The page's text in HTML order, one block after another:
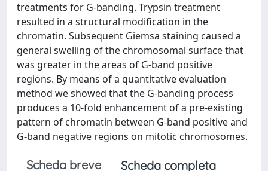
treatments for G-banding. Trypsin treatment
resulted in a structural modification in the
chromatin. Subsequent Giemsa staining caused a
general swelling of the chromosomal surface that
was greater in the areas of G-band positive
regions. By means of a quantitative evaluation
method we showed that the G-banding process
produces a 10-fold enhancement of a pre-existing
pattern of chromatin between G-band positive and
G-band negative regions on mitotic chromosomes.
Scheda breve
Scheda completa